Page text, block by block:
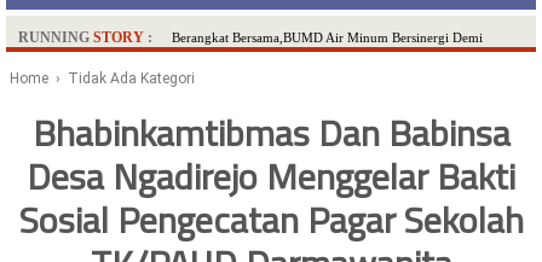
RUNNING STORY : Berangkat Bersama,BUMD Air Minum Bersinergi Demi
Ditangkap di Kediri,Satu Buron
Literasi Melalui LASKAR JODA, Usung Filosofi Gelar Sehelai
Tikar
Ambulance Dari Berbagai Daerah Padati Kota Wisata Batu
Home › Tidak Ada Kategori
Bhabinkamtibmas Dan Babinsa
Desa Ngadirejo Menggelar Bakti
Sosial Pengecatan Pagar Sekolah